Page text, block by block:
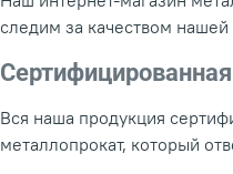
следим за качеством
Вся наша продукция
металлопрокат, который